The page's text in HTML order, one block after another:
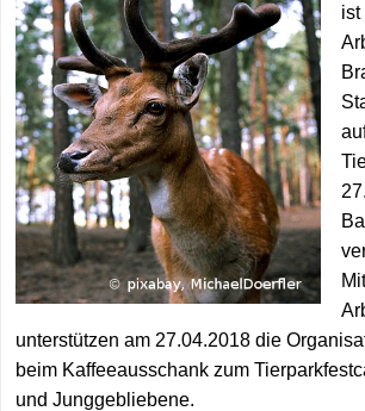
Aktuelles Angebote Spenden
ist
unterstützen am 27.04.2018 die
beim Kaffeeausschank zum
und Junggebliebene.